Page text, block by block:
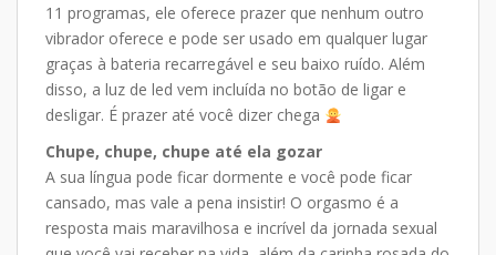
11 programas, ele oferece prazer que nenhum outro
vibrador oferece e pode ser usado em qualquer lugar
graças à bateria recarregável e seu baixo ruído. Além
disso, a luz de led vem incluída no botão de ligar e
desligar. É prazer até você dizer chega
Chupe, chupe, chupe até ela gozar
A sua língua pode ficar dormente e você pode ficar
cansado, mas vale a pena insistir! O orgasmo é a
resposta mais maravilhosa e incrível da jornada sexual